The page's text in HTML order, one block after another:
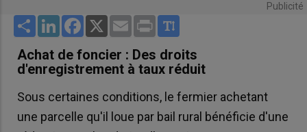
Publicité
Share LinkedInFacebook
X Email Print
Achat de foncier : Des droits
d'enregistrement à taux réduit
Sous certaines conditions, le fermier achetant
une parcelle qu'il loue par bail rural bénéficie d'une